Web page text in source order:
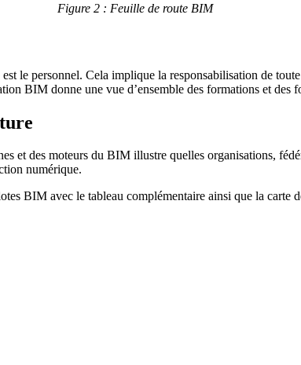
Figure 2 : Feuille de route BIM
le personnel. Cela implique la responsabilisation de
BIM donne une vue d’ensemble des formations et des
et des moteurs du BIM illustre quelles organisations,
numérique.
BIM avec le tableau complémentaire ainsi que la carte